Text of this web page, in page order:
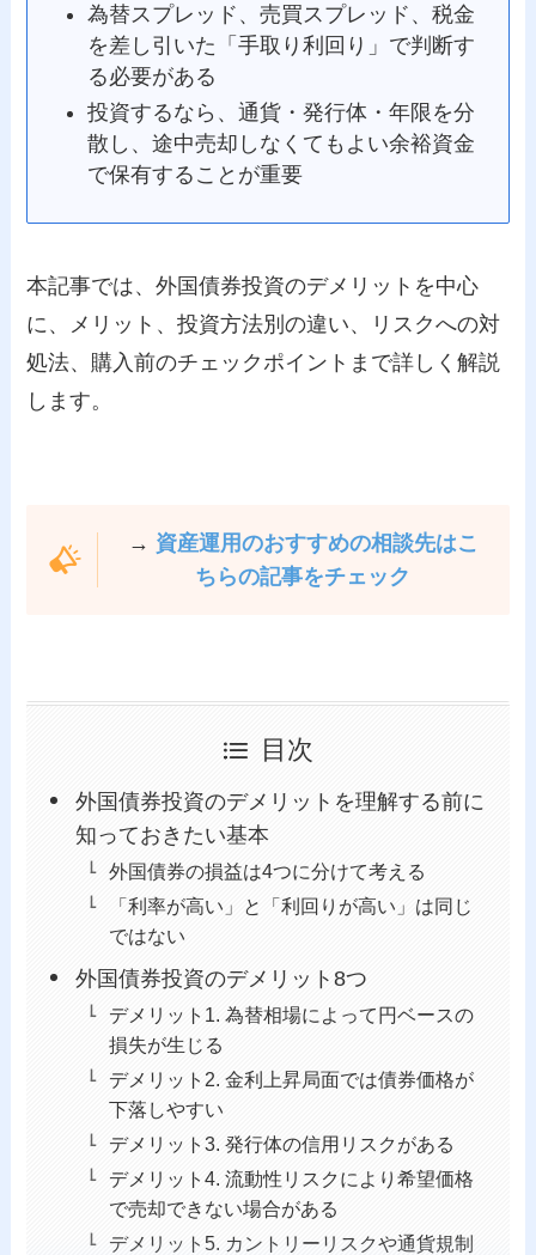
為替スプレッド、売買スプレッド、税金
を差し引いた「手取り利回り」で判断す
る必要がある
投資するなら、通貨・発行体・年限を分
散し、途中売却しなくてもよい余裕資金
で保有することが重要
本記事では、外国債券投資のデメリットを中心
に、メリット、投資方法別の違い、リスクへの対
処法、購入前のチェックポイントまで詳しく解説
します。
→ 資産運用のおすすめの相談先はこ
ちらの記事をチェック
目次
外国債券投資のデメリットを理解する前に
知っておきたい基本
外国債券の損益は4つに分けて考える
「利率が高い」と「利回りが高い」は同じ
ではない
外国債券投資のデメリット8つ
デメリット1. 為替相場によって円ベースの
損失が生じる
デメリット2. 金利上昇局面では債券価格が
下落しやすい
デメリット3. 発行体の信用リスクがある
デメリット4. 流動性リスクにより希望価格
で売却できない場合がある
デメリット5. カントリーリスクや通貨規制